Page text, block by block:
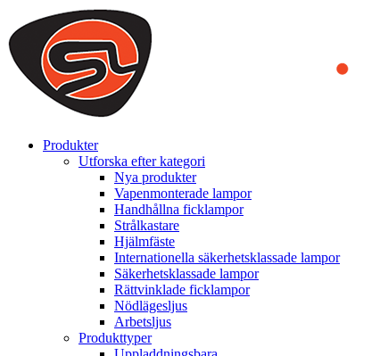
We use cookies to ensure that we provide you the best
you a better experience. To learn more or to find out how you can
ACCEPT AND CLOSE
Produkter
Utforska efter kategori
Nya produkter
Vapenmonterade lampor
Handhållna ficklampor
Strålkastare
Hjälmfäste
Internationella säkerhetsklassade lampor
Säkerhetsklassade lampor
Rättvinklade ficklampor
Nödlägesljus
Arbetsljus
Produkttyper